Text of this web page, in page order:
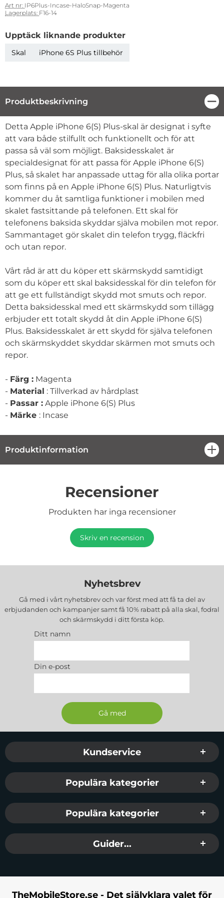
Art nr: IP6Plus-Incase-HaloSnap-Magenta
Lagerplats: F16-14
Upptäck liknande produkter
Skal iPhone 6S Plus tillbehör
Produktbeskrivning
Produktbeskrivning
Detta Apple iPhone 6(S) Plus-skal är designat i syfte
att vara både stilfullt och funktionellt och för att
passa så väl som möjligt. Baksidesskalet är
specialdesignat för att passa för Apple iPhone 6(S)
Plus, så skalet har anpassade uttag för alla olika portar
som finns på en Apple iPhone 6(S) Plus. Naturligtvis
kommer du åt samtliga funktioner i mobilen med
skalet fastsittande på telefonen. Ett skal för
telefonens baksida skyddar själva mobilen mot repor.
Sammantaget gör skalet din telefon trygg, fläckfri
och utan repor.
Vårt råd är att du köper ett skärmskydd samtidigt
som du köper ett skal baksidesskal för din telefon för
att ge ett fullständigt skydd mot smuts och repor.
Detta baksidesskal med ett skärmskydd som tillägg
erbjuder ett totalt skydd åt din Apple iPhone 6(S)
Plus. Baksidesskalet är ett skydd för själva telefonen
och skärmskyddet skyddar skärmen mot smuts och
repor.
- Färg : Magenta
- Material : Tillverkad av hårdplast
- Passar : Apple iPhone 6(S) Plus
- Märke : Incase
Produktinformation
Recensioner
Produkten har inga recensioner
Skriv en recension
Nyhetsbrev
Gå med i vårt nyhetsbrev och var först med att få ta del av
erbjudanden och kampanjer samt få 10% rabatt på alla skal, fodral
och skärmskydd i ditt första köp.
Ditt namn
Din e-post
Sidfot Blandad info och länkar
Kundservice
Populära kategorier
Populära kategorier
Guider...
TheMobileStore.se - Det självklara valet för